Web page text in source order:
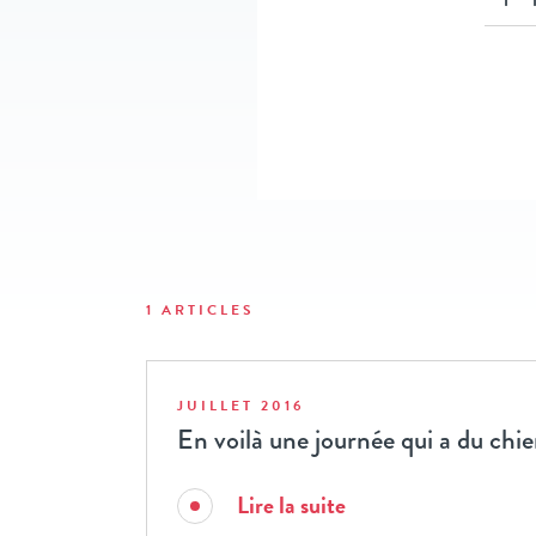
1 ARTICLES
JUILLET 2016
En voilà une journée qui a du
Lire la suite